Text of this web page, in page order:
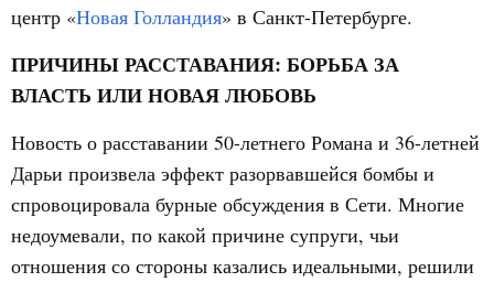
центр «Новая Голландия» в Санкт-Петербурге.
ПРИЧИНЫ РАССТАВАНИЯ: БОРЬБА ЗА
ВЛАСТЬ ИЛИ НОВАЯ ЛЮБОВЬ
Новость о расставании 50-летнего Романа и 36-летней
Дарьи произвела эффект разорвавшейся бомбы и
спровоцировала бурные обсуждения в Сети. Многие
недоумевали, по какой причине супруги, чьи
отношения со стороны казались идеальными, решили